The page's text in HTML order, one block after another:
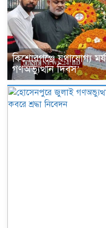
কিশোরগঞ্জে যথাযোগ্য
গণঅভ্যুত্থান দিবস’